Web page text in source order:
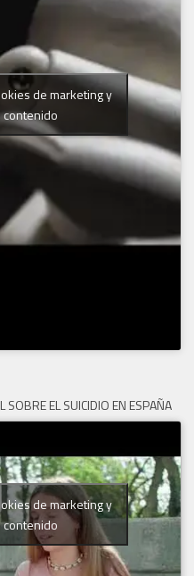
de marketing y
SOBRE EL SUICIDIO EN ESPAÑA
de marketing y